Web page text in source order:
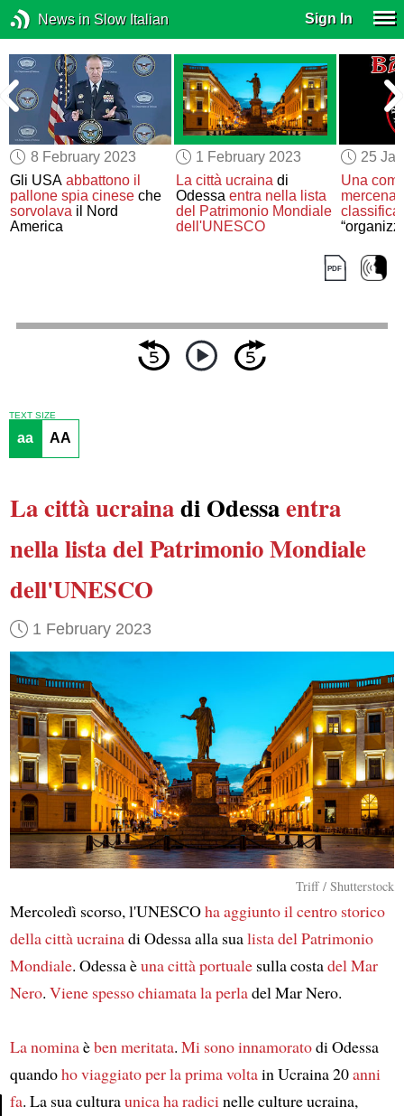
News in Slow Italian Sign In
8 February 2023
Gli USAabbattono il
pallone spia cinese che
sorvolava il Nord
America
1 February 2023
La città ucrainadi
Odessa entra nella lista
del Patrimonio Mondiale
dell'UNESCO
25
Una
TEXT SIZE
aa AA
La città ucrainadi Odessaentra
nella lista del Patrimonio Mondiale
dell'UNESCO
1 February 2023
Triff / Shutterstock
Mercoledì scorso, l'UNESCOha aggiuntoil centro storico
della città ucrainadi Odessa alla sualista del Patrimonio
Mondiale. Odessa èuna città portualesulla costadel Mar
Nero. Viene spesso chiamatala perladel Mar Nero.
La nominaèben meritata. Mi sono innamoratodi Odessa
quandoho viaggiatoper la prima voltain Ucraina 20anni
fa. La sua culturaunicaha radicinelle culture ucraina,